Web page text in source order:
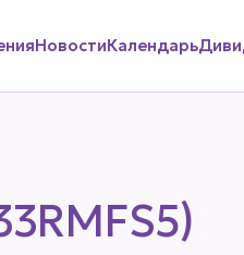
НовостиКалендарь